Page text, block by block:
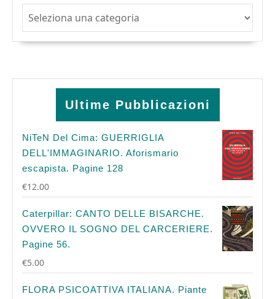
Ultime Pubblicazioni
NiTeN Del Cima: GUERRIGLIA
DELL'IMMAGINARIO. Aforismario
escapista. Pagine 128
€12.00
Caterpillar: CANTO DELLE BISARCHE.
OVVERO IL SOGNO DEL CARCERIERE.
Pagine 56.
€5.00
FLORA PSICOATTIVA ITALIANA. Piante